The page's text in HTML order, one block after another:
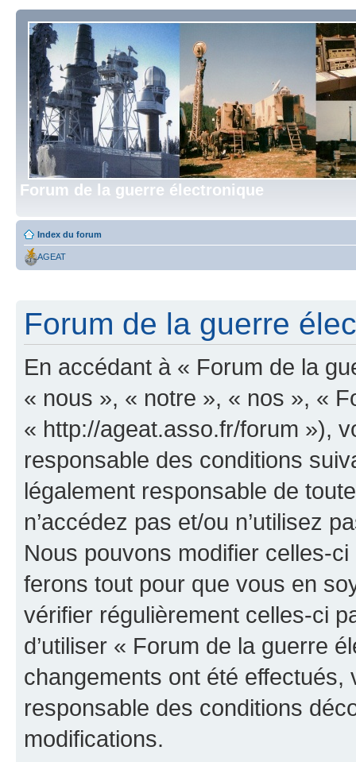
Forum de la guerre électronique
Index du forum
AGEAT
Forum de la guerre
En accédant à « Forum de la
« nous », « notre », « nos », «
« http://ageat.asso.fr/forum »),
responsable des conditions
légalement responsable de
n’accédez pas et/ou n’utilisez
Nous pouvons modifier celles-
ferons tout pour que vous en
vérifier régulièrement celles-ci
d’utiliser « Forum de la guerre
changements ont été effectués,
responsable des conditions
modifications.